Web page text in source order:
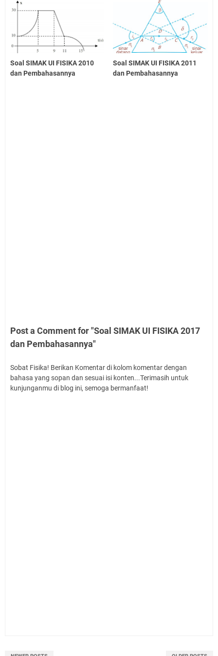
Soal SIMAK UI FISIKA 2010
dan Pembahasannya
Soal SIMAK UI FISIKA 2011
dan Pembahasannya
Post a Comment for "Soal SIMAK UI FISIKA 2017
dan Pembahasannya"
Sobat Fisika! Berikan Komentar di kolom komentar dengan
bahasa yang sopan dan sesuai isi konten...Terimasih untuk
kunjunganmu di blog ini, semoga bermanfaat!